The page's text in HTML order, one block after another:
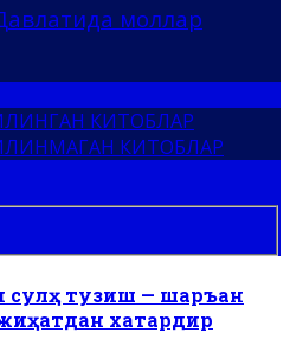
моллар
КИТОБЛАР
КИТОБЛАР
сулҳ тузиш — шаръан
хатардир